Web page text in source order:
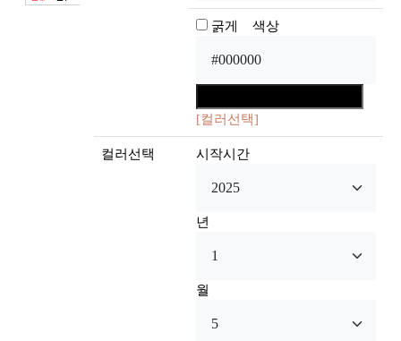
굵게 색상
[컬러선택]
컬러선택 시작시간
년
월